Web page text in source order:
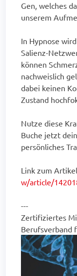
Gen, welches
unserem
In Hypnose
Salienz-
können
nachweislich
dabei keinen
Zustand
Nutze diese
Buche jetzt
persönliches
Link zum
w/article/
---
Zertifiziertes
Berufsverband